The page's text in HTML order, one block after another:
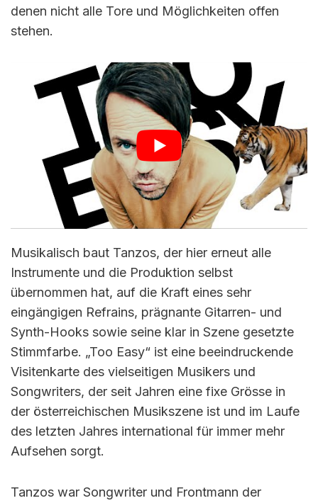
denen nicht alle Tore und Möglichkeiten offen
stehen.
Musikalisch baut Tanzos, der hier erneut alle
Instrumente und die Produktion selbst
übernommen hat, auf die Kraft eines sehr
eingängigen Refrains, prägnante Gitarren- und
Synth-Hooks sowie seine klar in Szene gesetzte
Stimmfarbe. „Too Easy“ ist eine beeindruckende
Visitenkarte des vielseitigen Musikers und
Songwriters, der seit Jahren eine fixe Grösse in
der österreichischen Musikszene ist und im Laufe
des letzten Jahres international für immer mehr
Aufsehen sorgt.
Tanzos war Songwriter und Frontmann der